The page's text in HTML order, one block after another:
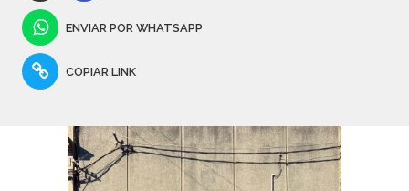
ENVIAR POR WHATSAPP
COPIAR LINK